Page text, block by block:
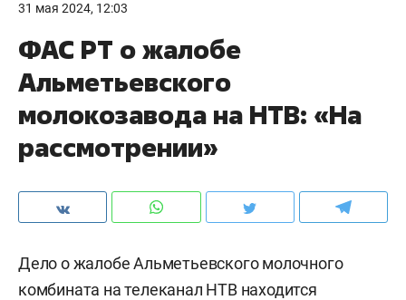
31 мая 2024, 12:03
ФАС РТ о жалобе
Альметьевского
молокозавода на НТВ: «На
рассмотрении»
Дело о жалобе Альметьевского молочного
комбината на телеканал НТВ находится